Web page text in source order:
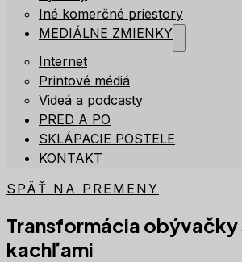
Iné komerčné priestory
MEDIÁLNE ZMIENKY
Internet
Printové médiá
Videá a podcasty
PRED A PO
SKLÁPACIE POSTELE
KONTAKT
SPÄŤ NA PREMENY
Transformácia
kachľami